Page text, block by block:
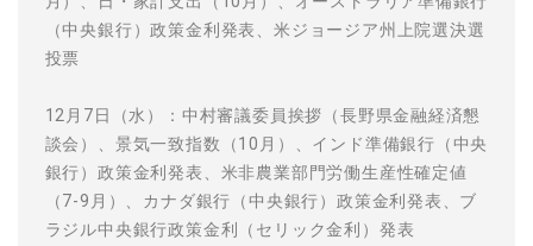
（中央銀行）政策金利発表、米ジョージア州上院選決選
投票
12月7日（水）：中村審議委員挨拶（長野県金融経済懇
談会）、景気一致指数（10月）、インド準備銀行（中央
銀行）政策金利発表、米非農業部門労働生産性確定値
（7-9月）、カナダ銀行（中央銀行）政策金利発表、ブ
ラジル中央銀行政策金利（セリック金利）発表